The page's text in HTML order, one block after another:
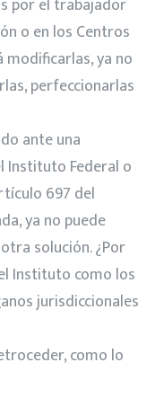
por el trabajador
o en los Centros
modificarlas, ya no
perfeccionarlas
ante una
Instituto Federal o
697 del
ya no puede
solución. ¿Por
Instituto como los
jurisdiccionales
como lo